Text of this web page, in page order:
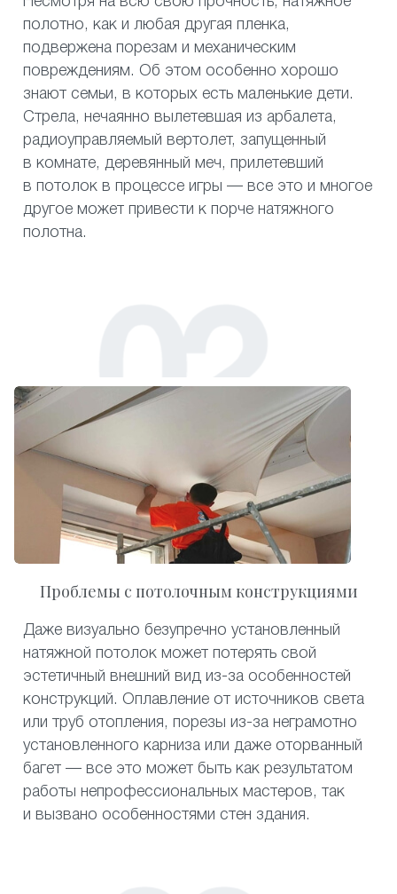
полотно, как и любая другая пленка,
подвержена порезам и механическим
повреждениям. Об этом особенно хорошо
знают семьи, в которых есть маленькие дети.
Стрела, нечаянно вылетевшая из арбалета,
радиоуправляемый вертолет, запущенный
в комнате, деревянный меч, прилетевший
в потолок в процессе игры — все это и многое
другое может привести к порче натяжного
полотна.
Проблемы с потолочным конструкциями
Даже визуально безупречно установленный
натяжной потолок может потерять свой
эстетичный внешний вид из-за особенностей
конструкций. Оплавление от источников света
или труб отопления, порезы из-за неграмотно
установленного карниза или даже оторванный
багет — все это может быть как результатом
работы непрофессиональных мастеров, так
и вызвано особенностями стен здания.